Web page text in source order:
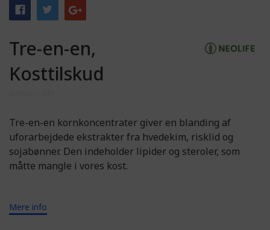
Tre-en-en,
Kosttilskud
Tre-en-en kornkoncentrater giver en blanding af
uforarbejdede ekstrakter fra hvedekim, risklid og
sojabønner. Den indeholder lipider og steroler, som
måtte mangle i vores kost.
Mere info